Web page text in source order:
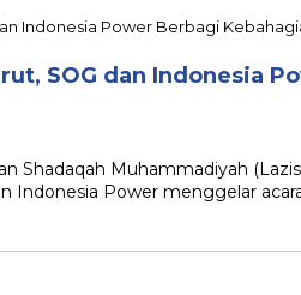
SOG dan Indonesia
Shadaqah Muhammadiyah
Indonesia Power menggelar